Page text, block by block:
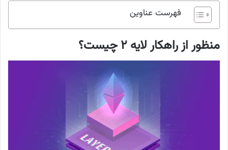
فهرست عناوین
منظور از راهکار لایه ۲ چیست؟